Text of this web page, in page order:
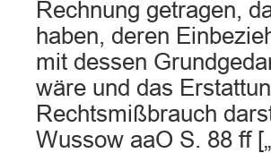
Rechnung getragen,
haben, deren
mit dessen
wäre und das
Rechtsmißbrauch
Wussow aaO S. 88 ff